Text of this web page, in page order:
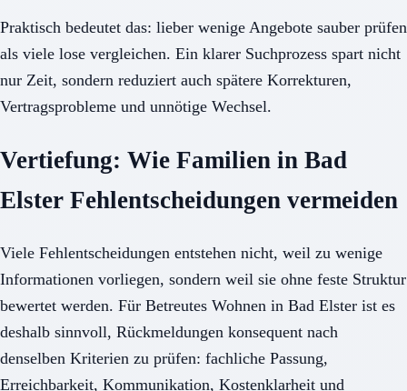
Praktisch bedeutet das: lieber wenige Angebote sauber prüfen
als viele lose vergleichen. Ein klarer Suchprozess spart nicht
nur Zeit, sondern reduziert auch spätere Korrekturen,
Vertragsprobleme und unnötige Wechsel.
Vertiefung: Wie Familien in Bad
Elster Fehlentscheidungen vermeiden
Viele Fehlentscheidungen entstehen nicht, weil zu wenige
Informationen vorliegen, sondern weil sie ohne feste Struktur
bewertet werden. Für Betreutes Wohnen in Bad Elster ist es
deshalb sinnvoll, Rückmeldungen konsequent nach
denselben Kriterien zu prüfen: fachliche Passung,
Erreichbarkeit, Kommunikation, Kostenklarheit und